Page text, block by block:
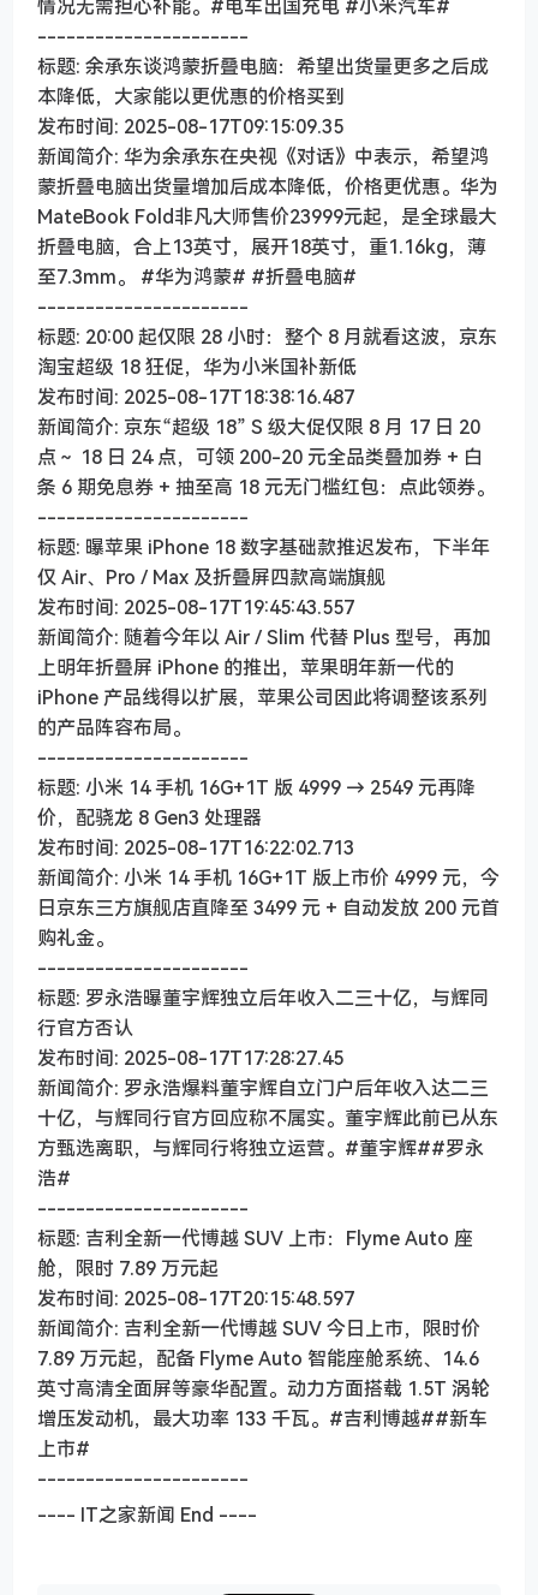
情况无需担心补能。#电车出国充电 #小米汽车#
----------------------
标题: 余承东谈鸿蒙折叠电脑：希望出货量更多之后成
本降低，大家能以更优惠的价格买到
发布时间: 2025-08-17T09:15:09.35
新闻简介: 华为余承东在央视《对话》中表示，希望鸿
蒙折叠电脑出货量增加后成本降低，价格更优惠。华为
MateBook Fold非凡大师售价23999元起，是全球最大
折叠电脑，合上13英寸，展开18英寸，重1.16kg，薄
至7.3mm。 #华为鸿蒙# #折叠电脑#
----------------------
标题: 20:00 起仅限 28 小时：整个 8 月就看这波，京东
淘宝超级 18 狂促，华为小米国补新低
发布时间: 2025-08-17T18:38:16.487
新闻简介: 京东“超级 18” S 级大促仅限 8 月 17 日 20
点～ 18 日 24 点，可领 200-20 元全品类叠加券 + 白
条 6 期免息券 + 抽至高 18 元无门槛红包：点此领券。
----------------------
标题: 曝苹果 iPhone 18 数字基础款推迟发布，下半年
仅 Air、Pro / Max 及折叠屏四款高端旗舰
发布时间: 2025-08-17T19:45:43.557
新闻简介: 随着今年以 Air / Slim 代替 Plus 型号，再加
上明年折叠屏 iPhone 的推出，苹果明年新一代的
iPhone 产品线得以扩展，苹果公司因此将调整该系列
的产品阵容布局。
----------------------
标题: 小米 14 手机 16G+1T 版 4999 → 2549 元再降
价，配骁龙 8 Gen3 处理器
发布时间: 2025-08-17T16:22:02.713
新闻简介: 小米 14 手机 16G+1T 版上市价 4999 元，今
日京东三方旗舰店直降至 3499 元 + 自动发放 200 元首
购礼金。
----------------------
标题: 罗永浩曝董宇辉独立后年收入二三十亿，与辉同
行官方否认
发布时间: 2025-08-17T17:28:27.45
新闻简介: 罗永浩爆料董宇辉自立门户后年收入达二三
十亿，与辉同行官方回应称不属实。董宇辉此前已从东
方甄选离职，与辉同行将独立运营。#董宇辉##罗永
浩#
----------------------
标题: 吉利全新一代博越 SUV 上市：Flyme Auto 座
舱，限时 7.89 万元起
发布时间: 2025-08-17T20:15:48.597
新闻简介: 吉利全新一代博越 SUV 今日上市，限时价
7.89 万元起，配备 Flyme Auto 智能座舱系统、14.6
英寸高清全面屏等豪华配置。动力方面搭载 1.5T 涡轮
增压发动机，最大功率 133 千瓦。#吉利博越##新车
上市#
----------------------
---- IT之家新闻 End ----